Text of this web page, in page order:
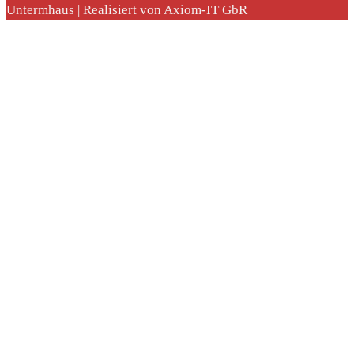
Untermhaus | Realisiert von Axiom-IT GbR